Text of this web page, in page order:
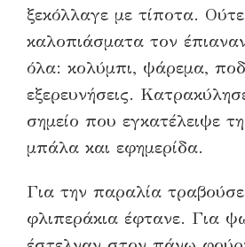
ξεκόλλαγε με τίποτα.
καλοπιάσματα τον
όλα: κολύμπι, ψάρεμα,
εξερευνήσεις.
σημείο που εγκατέλειψε
μπάλα και εφημερίδα.
Για την παραλία
φλιπεράκια έφτανε. Για